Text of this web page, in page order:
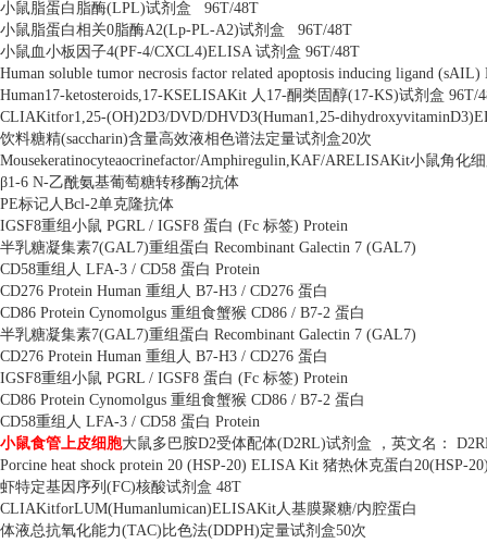
小鼠脂蛋白脂酶(LPL)试剂盒
96T/48T
小鼠脂蛋白相关0脂酶A2(Lp-PL-A2)试剂盒
96T/48T
小鼠血小板因子4(PF-4/CXCL4)ELISA 试剂盒 96T/48T
Human soluble tumor necrosis factor related apoptosis inducing ligand
Human17-ketosteroids,17-KSELISAKit 人 17-酮类固醇(17-KS)试剂盒 96T/
CLIAKitfor1,25-(OH)2D3/DVD/DHVD3(Human1,25-
饮料糖精(saccharin)含量高效液相色谱法定量试剂盒20次
Mousekeratinocyteaocrinefactor/Amphiregulin,KAF/ARELISAKit小鼠角化
β1-6 N-乙酰氨基葡萄糖转移酶2抗体
PE标记人Bcl-2单克隆抗体
IGSF8重组小鼠 PGRL / IGSF8 蛋白 (Fc 标签) Protein
半乳糖凝集素7(GAL7)重组蛋白 Recombinant Galectin 7 (GAL7)
CD58重组人 LFA-3 / CD58 蛋白 Protein
CD276 Protein Human 重组人 B7-H3 / CD276 蛋白
CD86 Protein Cynomolgus 重组食蟹猴 CD86 / B7-2 蛋白
半乳糖凝集素7(GAL7)重组蛋白 Recombinant Galectin 7 (GAL7)
CD276 Protein Human 重组人 B7-H3 / CD276 蛋白
IGSF8重组小鼠 PGRL / IGSF8 蛋白 (Fc 标签) Protein
CD86 Protein Cynomolgus 重组食蟹猴 CD86 / B7-2 蛋白
CD58重组人 LFA-3 / CD58 蛋白 Protein
小鼠食管上皮细胞大鼠多巴胺D2受体配体(D2RL)试剂盒 ，英文名：
Porcine heat shock protein 20 (HSP-20) ELISA Kit 猪热休克蛋白20(HSP-
虾特定基因序列 (FC)核酸试剂盒 48T
CLIAKitforLUM(Humanlumican)ELISAKit人基膜聚糖/内腔蛋白
体液总抗氧化能力(TAC) 比色法(DDPH)定量试剂盒50次